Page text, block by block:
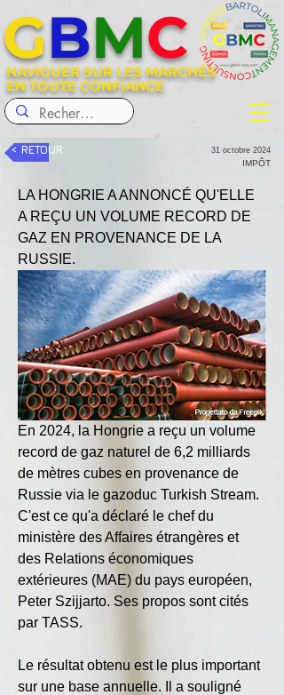
NAVIGUER SUR LES MARCHÉS
EN TOUTE CONFIANCE
GBMC
< RETOUR 31 octobre 2024
IMPÔT
LA HONGRIE A ANNONCÉ QU'ELLE
A REÇU UN VOLUME RECORD DE
GAZ EN PROVENANCE DE LA
RUSSIE.
En 2024, la Hongrie a reçu un volume
record de gaz naturel de 6,2 milliards
de mètres cubes en provenance de
Russie via le gazoduc Turkish Stream.
C'est ce qu'a déclaré le chef du
ministère des Affaires étrangères et
des Relations économiques
extérieures (MAE) du pays européen,
Peter Szijjarto. Ses propos sont cités
par TASS.
Le résultat obtenu est le plus important
sur une base annuelle. Il a souligné